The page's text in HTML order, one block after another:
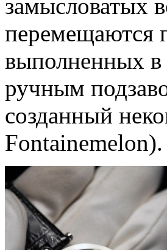
замысловатых
перемещаются
выполненных в
ручным
созданный
Fontainemelon).